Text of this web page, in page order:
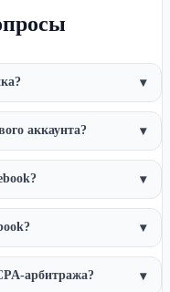
▾
аккаунта? ▾
▾
▾
арбитража? ▾